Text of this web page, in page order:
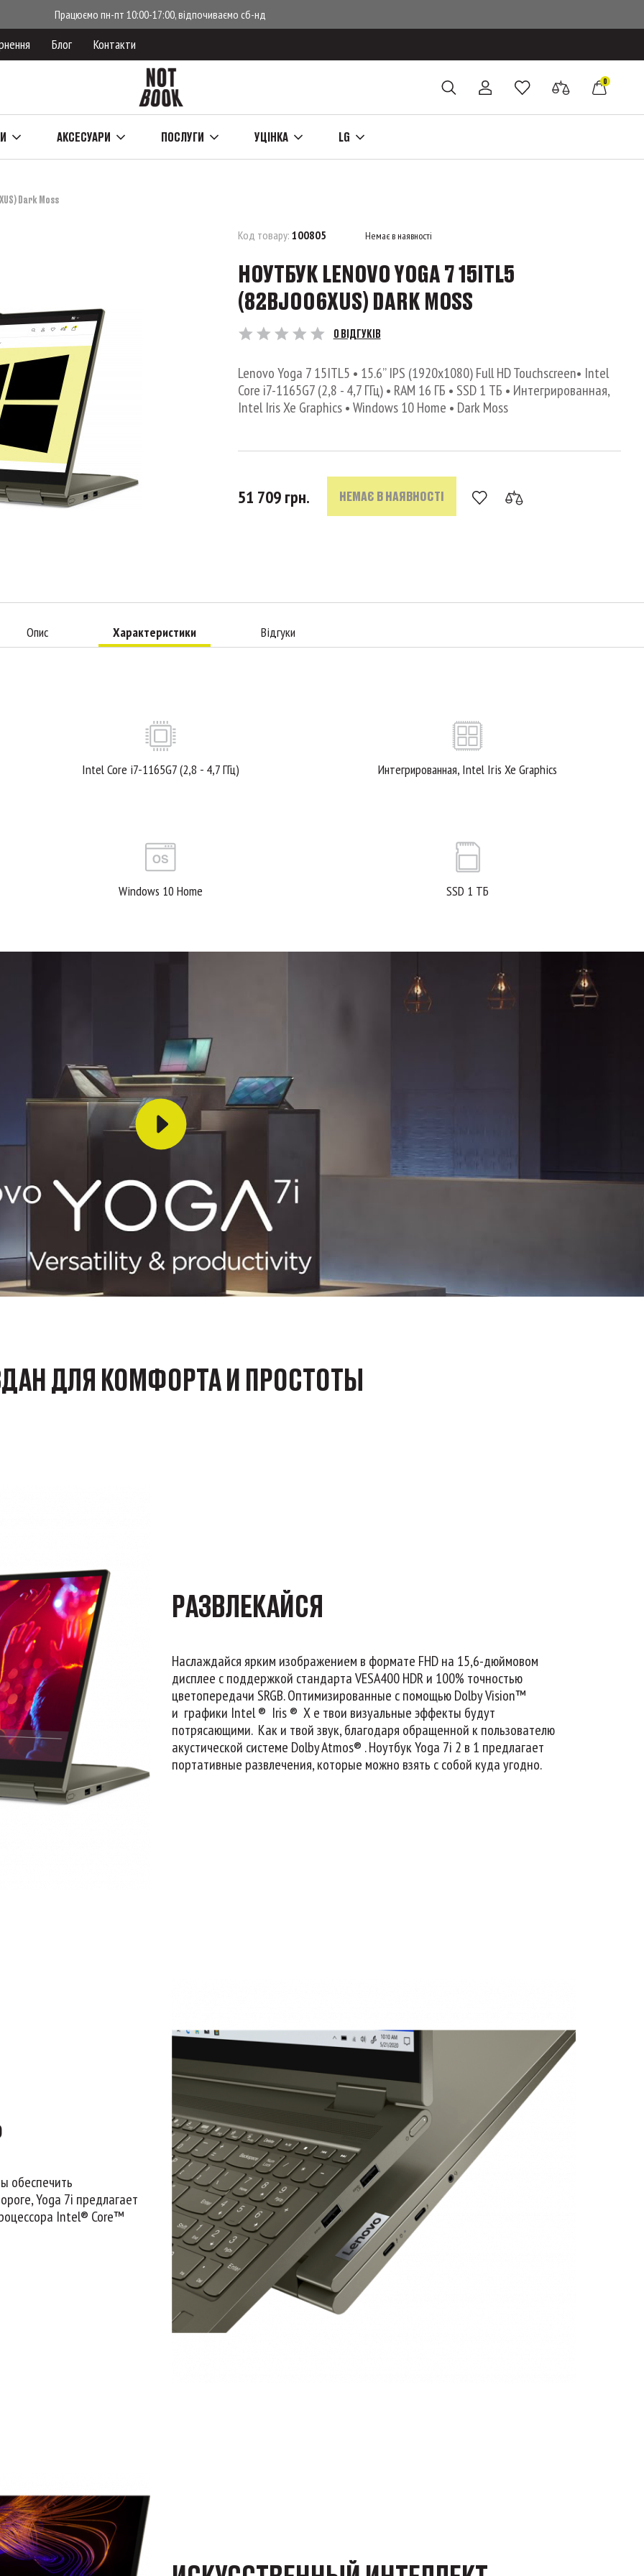
Працюємо пн-пт 10:00-17:00, відпочиваємо сб-нд
Блог Контакти
0
АКСЕСУАРИ ПОСЛУГИ УЦІНКА LG
Dark Moss
Код товару: 100805 Немає в наявності
НОУТБУК LENOVO YOGA 7 15ITL5
(82BJ006XUS) DARK MOSS
0 ВІДГУКІВ
Lenovo Yoga 7 15ITL5 • 15.6’’ IPS (1920x1080) Full HD Touchscreen• Intel
Core i7-1165G7 (2,8 - 4,7 ГГц) • RAM 16 ГБ • SSD 1 ТБ • Интегрированная,
Intel Iris Xe Graphics • Windows 10 Home • Dark Moss
51 709 грн. НЕМАЄ В НАЯВНОСТІ
Опис Характеристики Відгуки
Intel Core i7-1165G7 (2,8 - 4,7 ГГц) Интегрированная, Intel Iris Xe Graphics
Windows 10 Home SSD 1 ТБ
ДЛЯ КОМФОРТА И ПРОСТОТЫ
РАЗВЛЕКАЙСЯ
Наслаждайся ярким изображением в формате FHD на 15,6-дюймовом
дисплее с поддержкой стандарта VESA400 HDR и 100% точностью
цветопередачи SRGB. Оптимизированные с помощью Dolby Vision™
и графики Intel ® Iris ® X e твои визуальные эффекты будут
потрясающими. Как и твой звук, благодаря обращенной к пользователю
акустической системе Dolby Atmos® . Ноутбук Yoga 7i 2 в 1 предлагает
портативные развлечения, которые можно взять с собой куда угодно.
обеспечить
Yoga 7i предлагает
Intel® Core™